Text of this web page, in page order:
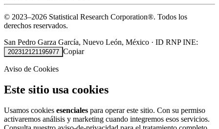
© 2023–2026 Statistical Research Corporation®. Todos los
derechos reservados.
San Pedro Garza García, Nuevo León, México · ID RNP INE:
202312121195977 Copiar
Aviso de Cookies
Este sitio usa cookies
Usamos cookies esenciales para operar este sitio. Con su permiso
activaremos análisis y marketing cuando integremos esos servicios.